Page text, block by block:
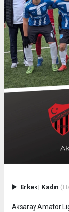
Erkek| Kadın
Aksaray Amatör